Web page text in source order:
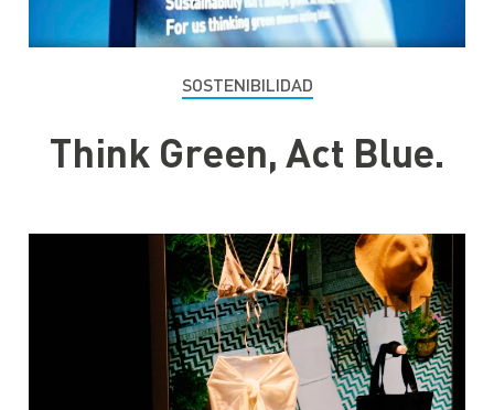
SOSTENIBILIDAD
Think Green, Act Blue.